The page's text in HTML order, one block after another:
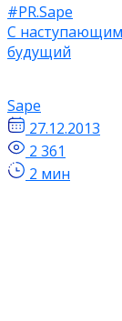
#PR.Sape
С
будущий
Sape
27.12.2013
2 361
2 мин